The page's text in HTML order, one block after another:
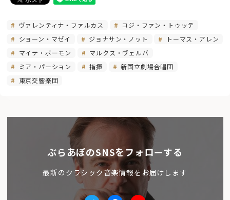
ヴァレンティナ・ファルカス
コジ・ファン・トゥッテ
ショーン・マゼイ
ジョナサン・ノット
トーマス・アレン
マイテ・ボーモン
マルクス・ヴェルバ
ミア・パーション
指揮
新国立劇場合唱団
東京交響楽団
ぶらあぼのSNSをフォローする
最新のクラシック音楽情報をお届けします